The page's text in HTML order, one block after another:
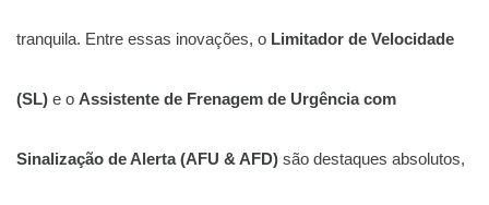
tranquila. Entre essas inovações, o Limitador de Velocidade
(SL) e o Assistente de Frenagem de Urgência com
Sinalização de Alerta (AFU & AFD) são destaques absolutos,